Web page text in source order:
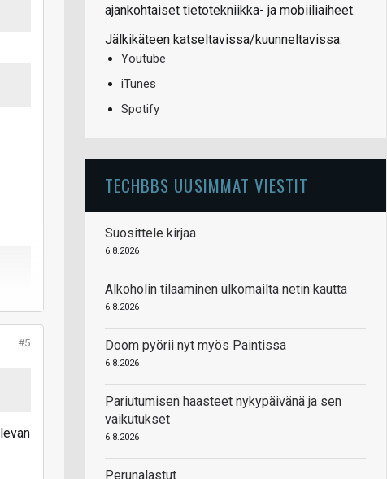
#5
ajankohtaiset tietotekniikka- ja mobiiliaiheet.
Jälkikäteen katseltavissa/kuunneltavissa:
Youtube
iTunes
Spotify
TECHBBS UUSIMMAT VIESTIT
Suosittele kirjaa
6.8.2026
Alkoholin tilaaminen ulkomailta netin kautta
6.8.2026
Doom pyörii nyt myös Paintissa
6.8.2026
Pariutumisen haasteet nykypäivänä ja sen
vaikutukset
6.8.2026
Perunalastut